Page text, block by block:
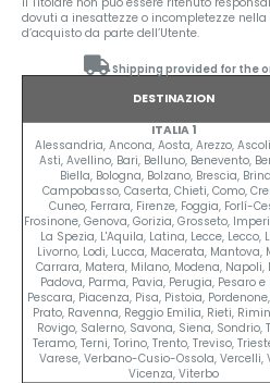
dovuti a inesattezze o incompletezze nella
d’acquisto da parte dell’Utente.
Shipping provided for the
DESTINAZION
ITALIA 1
Alessandria, Ancona, Aosta, Arezzo,
Asti, Avellino, Bari, Belluno, Benevento,
Biella, Bologna, Bolzano, Brescia,
Campobasso, Caserta, Chieti, Como,
Cuneo, Ferrara, Firenze, Foggia, Forlí-
Frosinone, Genova, Gorizia, Grosseto,
La Spezia, L'Aquila, Latina, Lecce, Lecco,
Livorno, Lodi, Lucca, Macerata, Mantova,
Carrara, Matera, Milano, Modena, Napoli,
Padova, Parma, Pavia, Perugia, Pesaro e
Pescara, Piacenza, Pisa, Pistoia,
Prato, Ravenna, Reggio Emilia, Rieti,
Rovigo, Salerno, Savona, Siena, Sondrio,
Teramo, Terni, Torino, Trento, Treviso,
Varese, Verbano-Cusio-Ossola, Vercelli,
Vicenza, Viterbo